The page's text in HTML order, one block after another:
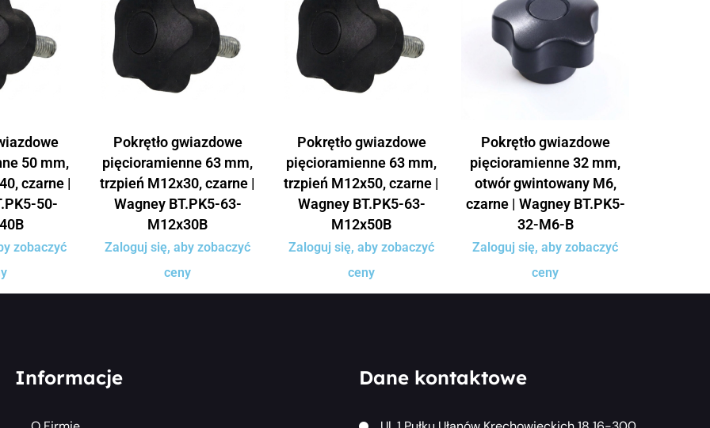
50 mm,
czarne |
50-
zobaczyć
Pokrętło gwiazdowe
pięcioramienne 63 mm,
trzpień M12x30, czarne |
Wagney BT.PK5-63-
M12x30B
Zaloguj się, aby zobaczyć
ceny
Pokrętło gwiazdowe
pięcioramienne 63 mm,
trzpień M12x50, czarne |
Wagney BT.PK5-63-
M12x50B
Zaloguj się, aby zobaczyć
ceny
Pokrętło gwiazdowe
pięcioramienne 32 mm,
otwór gwintowany M6,
czarne | Wagney BT.PK5-
32-M6-B
Zaloguj się, aby zobaczyć
ceny
Informacje Dane kontaktowe